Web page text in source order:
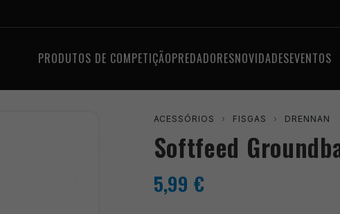
PRODUTOS DE COMPETIÇÃOPREDADORESNOVIDADESEVENTOS
ACESSÓRIOS › FISGAS › DRENNAN
Softfeed
5,99 €